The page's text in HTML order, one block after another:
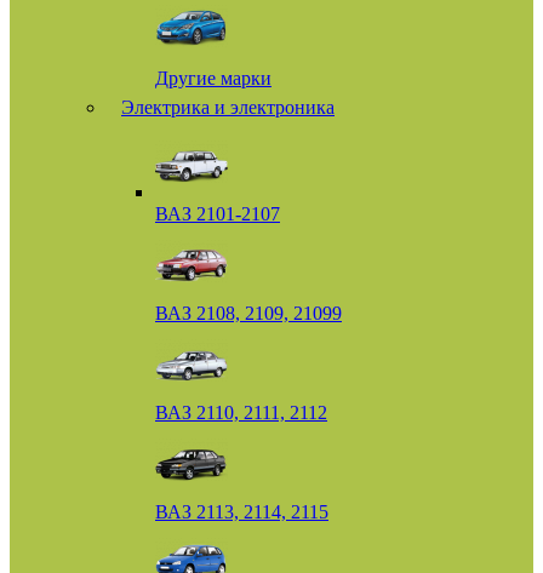
Другие марки
Электрика и электроника
ВАЗ 2101-2107
ВАЗ 2108, 2109, 21099
ВАЗ 2110, 2111, 2112
ВАЗ 2113, 2114, 2115